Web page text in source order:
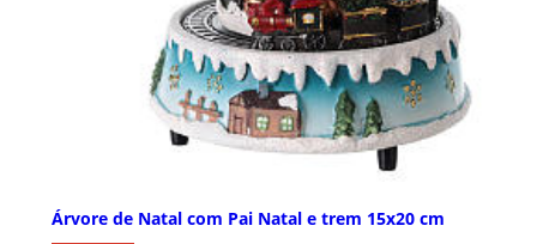
Árvore de Natal com Pai Natal e trem 15x20 cm